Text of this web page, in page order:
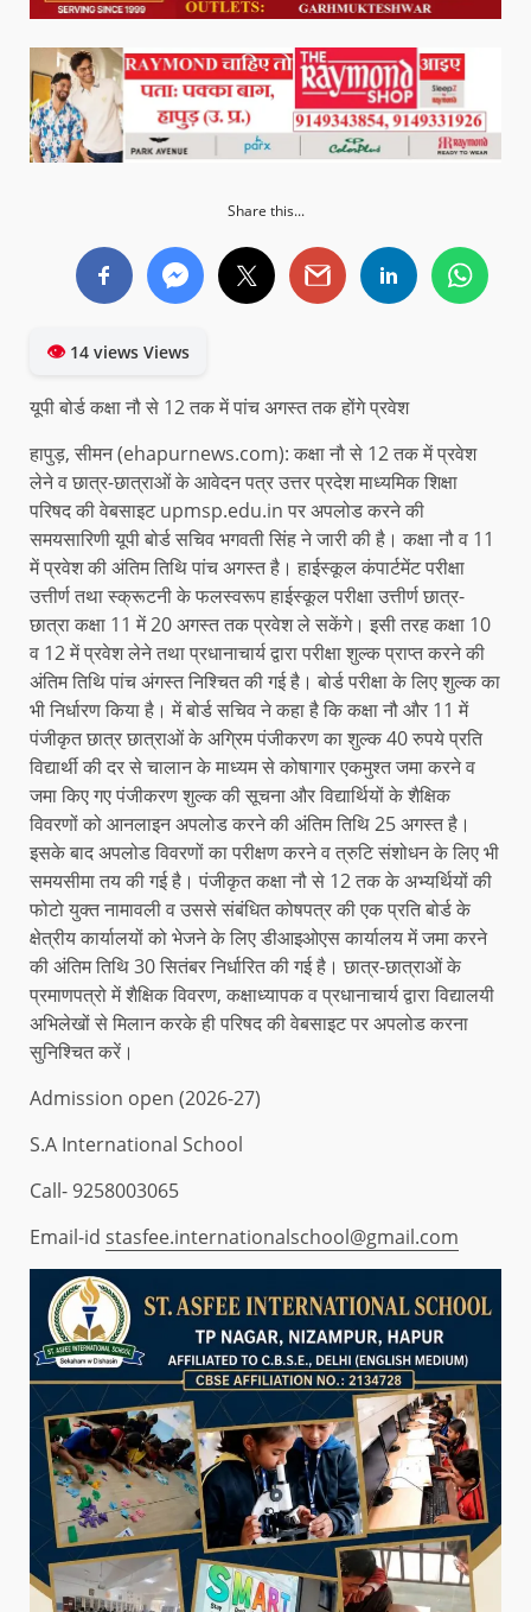
Share this...
👁14 views Views
यूपी बोर्ड कक्षा नौ से 12 तक में पांच अगस्त तक होंगे प्रवेश
हापुड़, सीमन (ehapurnews.com): कक्षा नौ से 12 तक में प्रवेश
लेने व छात्र-छात्राओं के आवेदन पत्र उत्तर प्रदेश माध्यमिक शिक्षा
परिषद की वेबसाइट upmsp.edu.in पर अपलोड करने की
समयसारिणी यूपी बोर्ड सचिव भगवती सिंह ने जारी की है। कक्षा नौ व 11
में प्रवेश की अंतिम तिथि पांच अगस्त है। हाईस्कूल कंपार्टमेंट परीक्षा
उत्तीर्ण तथा स्क्रूटनी के फलस्वरूप हाईस्कूल परीक्षा उत्तीर्ण छात्र-
छात्रा कक्षा 11 में 20 अगस्त तक प्रवेश ले सकेंगे। इसी तरह कक्षा 10
व 12 में प्रवेश लेने तथा प्रधानाचार्य द्वारा परीक्षा शुल्क प्राप्त करने की
अंतिम तिथि पांच अंगस्त निश्चित की गई है। बोर्ड परीक्षा के लिए शुल्क का
भी निर्धारण किया है। में बोर्ड सचिव ने कहा है कि कक्षा नौ और 11 में
पंजीकृत छात्र छात्राओं के अग्रिम पंजीकरण का शुल्क 40 रुपये प्रति
विद्यार्थी की दर से चालान के माध्यम से कोषागार एकमुश्त जमा करने व
जमा किए गए पंजीकरण शुल्क की सूचना और विद्यार्थियों के शैक्षिक
विवरणों को आनलाइन अपलोड करने की अंतिम तिथि 25 अगस्त है।
इसके बाद अपलोड विवरणों का परीक्षण करने व त्रुटि संशोधन के लिए भी
समयसीमा तय की गई है। पंजीकृत कक्षा नौ से 12 तक के अभ्यर्थियों की
फोटो युक्त नामावली व उससे संबंधित कोषपत्र की एक प्रति बोर्ड के
क्षेत्रीय कार्यालयों को भेजने के लिए डीआइओएस कार्यालय में जमा करने
की अंतिम तिथि 30 सितंबर निर्धारित की गई है। छात्र-छात्राओं के
प्रमाणपत्रो में शैक्षिक विवरण, कक्षाध्यापक व प्रधानाचार्य द्वारा विद्यालयी
अभिलेखों से मिलान करके ही परिषद की वेबसाइट पर अपलोड करना
सुनिश्चित करें।
Admission open (2026-27)
S.A International School
Call- 9258003065
Email-id stasfee.internationalschool@gmail.com